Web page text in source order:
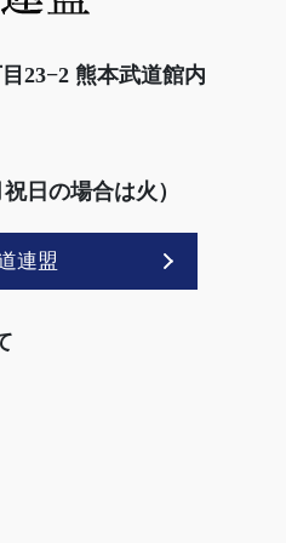
23−2 熊本武道館内
日の場合は火）
連盟